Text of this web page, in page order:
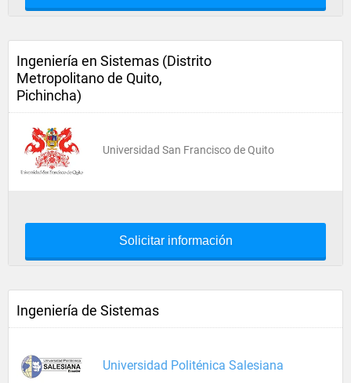
Ingeniería en Sistemas (Distrito
Metropolitano de Quito,
Pichincha)
Universidad San Francisco de Quito
Solicitar información
Ingeniería de Sistemas
Universidad Politénica Salesiana